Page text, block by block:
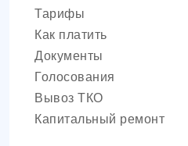
Тарифы
Как платить
Документы
Голосования
Вывоз ТКО
Капитальный ремонт